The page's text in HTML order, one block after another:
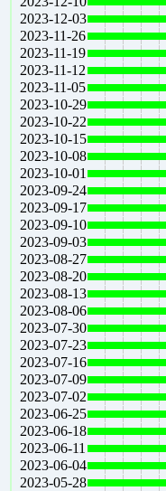
2023-12-03
2023-11-26
2023-11-19
2023-11-12
2023-11-05
2023-10-29
2023-10-22
2023-10-15
2023-10-08
2023-10-01
2023-09-24
2023-09-17
2023-09-10
2023-09-03
2023-08-27
2023-08-20
2023-08-13
2023-08-06
2023-07-30
2023-07-23
2023-07-16
2023-07-09
2023-07-02
2023-06-25
2023-06-18
2023-06-11
2023-06-04
2023-05-28